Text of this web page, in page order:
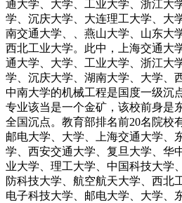
通大学、大学、工业大学、浙江大
学、沉庆大学、大连理工大学、大
南交通大学、、燕山大学、山东大
西北工业大学。此中，上海交通大
通大学、大学、工业大学、浙江大
学、沉庆大学、湖南大学、大学、
中南大学的机械工程是国度一级沉
专业该当是一个金矿，该校前身是
全国沉点。教育部排名前20名院校
邮电大学、大学、上海交通大学、
学、西安交通大学、复旦大学、华
业大学、理工大学、中国科技大学
防科技大学、航空航天大学、西北
电子科技大学、邮电大学、大学、